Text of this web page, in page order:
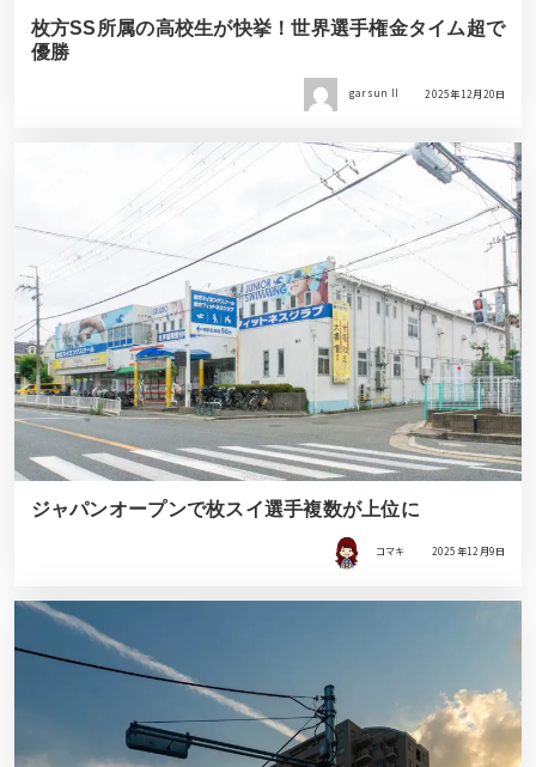
枚方SS所属の高校生が快挙！世界選手権金タイム超で
優勝
garsun II 2025年12月20日
ジャパンオープンで枚スイ選手複数が上位に
コマキ 2025年12月9日